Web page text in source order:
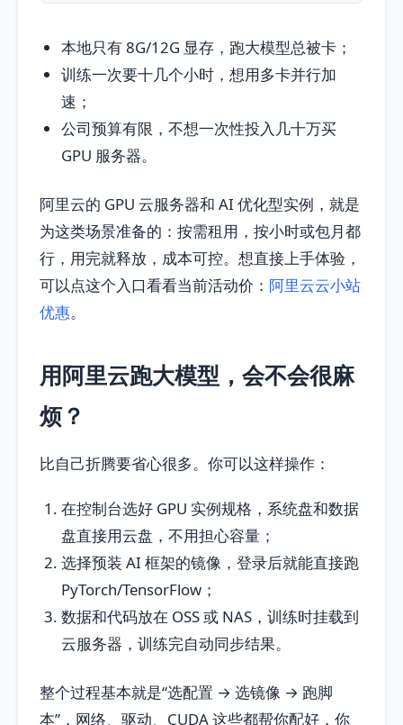
本地只有 8G/12G 显存，跑大模型总被卡；
训练一次要十几个小时，想用多卡并行加
速；
公司预算有限，不想一次性投入几十万买
GPU 服务器。
阿里云的 GPU 云服务器和 AI 优化型实例，就是
为这类场景准备的：按需租用，按小时或包月都
行，用完就释放，成本可控。想直接上手体验，
可以点这个入口看看当前活动价： 阿里云云小站
优惠。
用阿里云跑大模型，会不会很麻
烦？
比自己折腾要省心很多。你可以这样操作：
在控制台选好 GPU 实例规格，系统盘和数据
盘直接用云盘，不用担心容量；
选择预装 AI 框架的镜像，登录后就能直接跑
PyTorch/TensorFlow；
数据和代码放在 OSS 或 NAS，训练时挂载到
云服务器，训练完自动同步结果。
整个过程基本就是“选配置 → 选镜像 → 跑脚
本”，网络、驱动、CUDA 这些都帮你配好，你